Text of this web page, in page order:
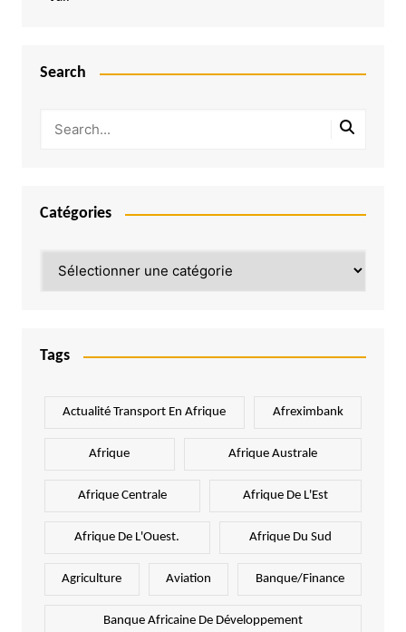
Search
Catégories
Tags
Actualité Transport En Afrique Afreximbank
Afrique Afrique Australe
Afrique Centrale Afrique De L'Est
Afrique De L'Ouest. Afrique Du Sud
Agriculture Aviation Banque/Finance
Banque Africaine De Développement